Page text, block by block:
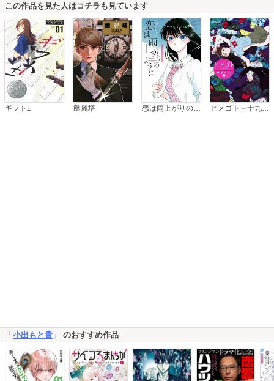
この作品を見た人はコチラも見ています
ギフト± 幽麗塔 ヒメゴト～十九歳の制服～
「 小出もと貴 」 のおすすめ作品